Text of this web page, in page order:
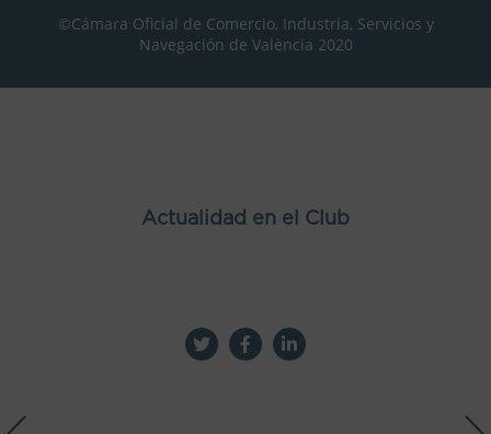
©Cámara Oficial de Comercio, Industria, Servicios y
Navegación de València 2020
Actualidad en el Club